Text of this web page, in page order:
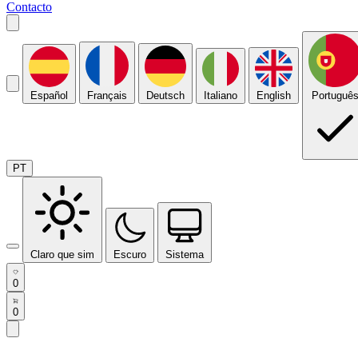
Contacto
Español Français Deutsch Italiano English Português
PT
Claro que sim Escuro Sistema
0
0